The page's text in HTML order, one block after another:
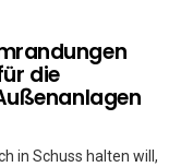
die
in Schuss halten will,